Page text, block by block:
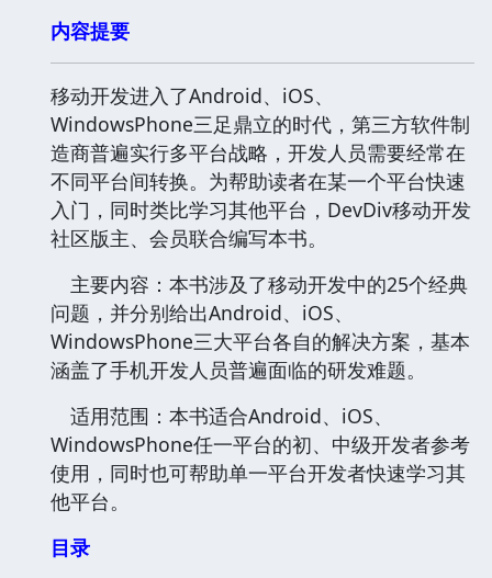
内容提要
移动开发进入了Android、iOS、
WindowsPhone三足鼎立的时代，第三方软件制
造商普遍实行多平台战略，开发人员需要经常在
不同平台间转换。为帮助读者在某一个平台快速
入门，同时类比学习其他平台，DevDiv移动开发
社区版主、会员联合编写本书。
主要内容：本书涉及了移动开发中的25个经典
问题，并分别给出Android、iOS、
WindowsPhone三大平台各自的解决方案，基本
涵盖了手机开发人员普遍面临的研发难题。
适用范围：本书适合Android、iOS、
WindowsPhone任一平台的初、中级开发者参考
使用，同时也可帮助单一平台开发者快速学习其
他平台。
目录